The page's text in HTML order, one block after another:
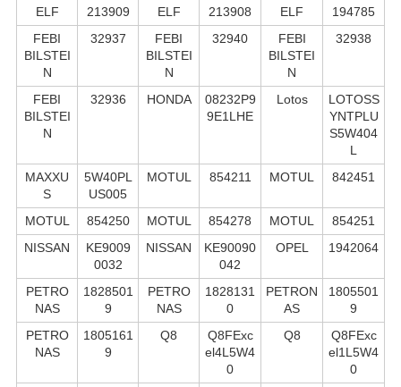
ELF
213909 ELF 213908 ELF
194785
FEBI
BILSTEI
N
32937
FEBI
BILSTEI
N
32940
FEBI
BILSTEI
N
32938
FEBI
BILSTEI
N
32936 HONDA
08232P9
9E1LHE
Lotos
LOTOSS
YNTPLU
S5W404
L
MAXXU
S
5W40PL
US005
MOTUL 854211 MOTUL 842451
MOTUL 854250 MOTUL 854278 MOTUL
854251
NISSAN
KE9009
0032
NISSAN
KE90090
042
OPEL 1942064
PETRO
NAS
1828501
9
PETRO
NAS
1828131
0
PETRON
AS
1805501
9
PETRO
NAS
1805161
9
Q8
Q8FExc
el4L5W4
0
Q8
Q8FExc
el1L5W4
0